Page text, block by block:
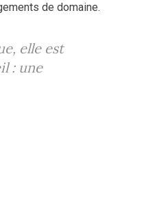
de domaine.
elle est
: une